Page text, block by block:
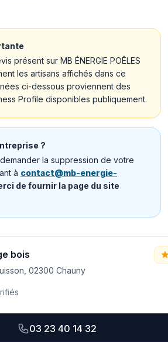
présent sur MB ÉNERGIE POÊLES
les artisans affichés dans ce
ci-dessous proviennent des
Profile disponibles publiquement.
?
la suppression de votre
à contact@mb-energie-
de fournir la page du site
bois
02300 Chauny
03 23 40 14 32